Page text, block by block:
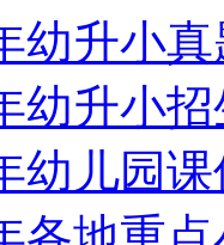
幼升小
幼升小
幼儿园